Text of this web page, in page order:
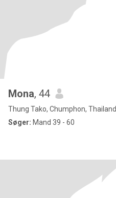
Mona, 44
Thung Tako, Chumphon, Thailand
Søger: Mand 39 - 60